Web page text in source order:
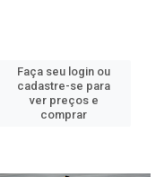
Faça seu login ou
cadastre-se para
ver preços e
comprar